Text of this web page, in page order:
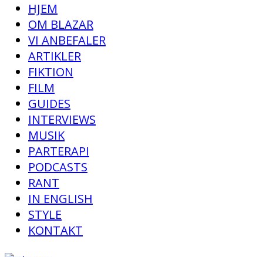
HJEM
OM BLAZAR
VI ANBEFALER
ARTIKLER
FIKTION
FILM
GUIDES
INTERVIEWS
MUSIK
PARTERAPI
PODCASTS
RANT
IN ENGLISH
STYLE
KONTAKT